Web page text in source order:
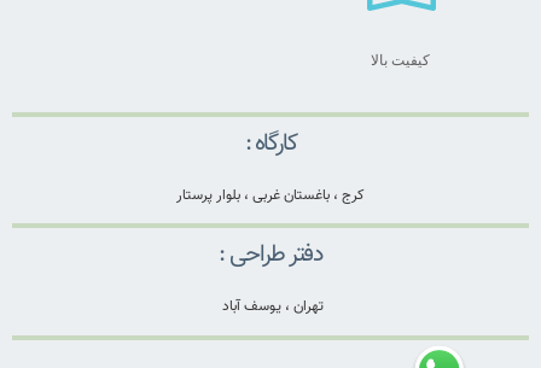
کیفیت بالا
کارگاه :
کرج ، باغستان غربی ، بلوار پرستار
دفتر طراحی :
تهران ، یوسف آباد